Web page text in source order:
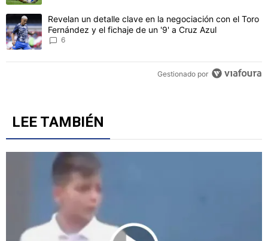
CONVERSACIONES ACTIVAS
Este listado muestra los artículos con más comentarios en los
Un artículo de tendencia con el título "Durísimo golpe: Cruz Azul
Durísimo golpe: Cruz Azul Femenil recibió una histórica
goleada 10-0 ante América
Un artículo de tendencia con el título "Revelan un detalle clave
Revelan un detalle clave en la negociación con el Toro
LEE TAMBIÉN